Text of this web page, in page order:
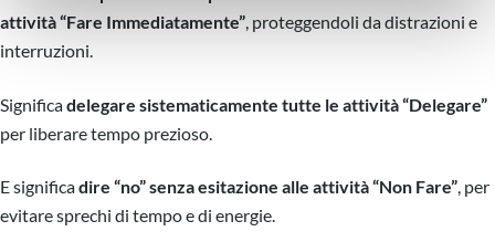
nostri partner che si occupano di analisi dei dati web,
pubblicità e social media, i quali potrebbero combinarle
raccolto dal suo utilizzo dei loro servizi.
attività “Fare Immediatamente” , proteggendoli da distrazioni e
interruzioni.
Significadelegare sistematicamente tutte le attività “Delegare”
per liberare tempo prezioso.
E significadire “no” senza esitazione alle attività “Non Fare”, per
evitare sprechi di tempo e di energie.